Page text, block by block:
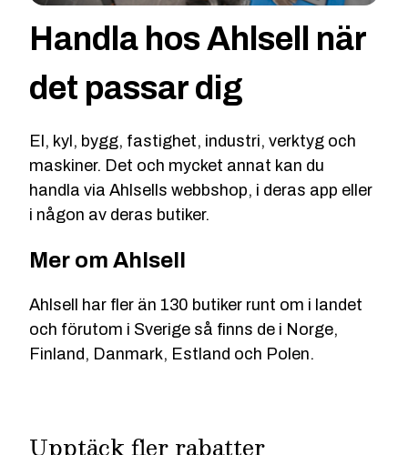
Handla hos Ahlsell när
det passar dig
El, kyl, bygg, fastighet, industri, verktyg och
maskiner. Det och mycket annat kan du
handla via Ahlsells webbshop, i deras app eller
i någon av deras butiker.
Mer om Ahlsell
Ahlsell har fler än 130 butiker runt om i landet
och förutom i Sverige så finns de i Norge,
Finland, Danmark, Estland och Polen.
Upptäck fler rabatter